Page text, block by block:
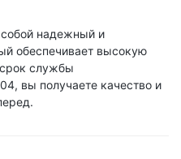
надежный и
обеспечивает высокую
срок службы
вы получаете качество и